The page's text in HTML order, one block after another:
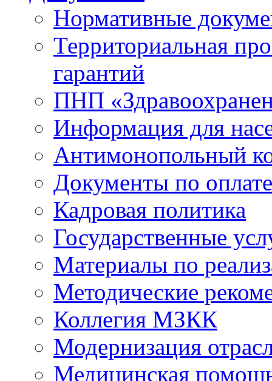
Нормативные
Территориальная
гарантий
ПНП
Информация для
Антимонопольный
Документы по
Кадровая политика
Государственные
Материалы по
Методические
Коллегия МЗКК
Модернизация
Медицинская